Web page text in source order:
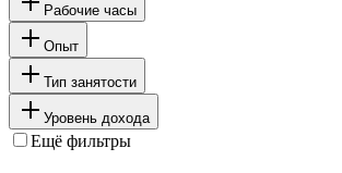
Рабочие часы
Опыт
Тип занятости
Уровень дохода
Ещё фильтры